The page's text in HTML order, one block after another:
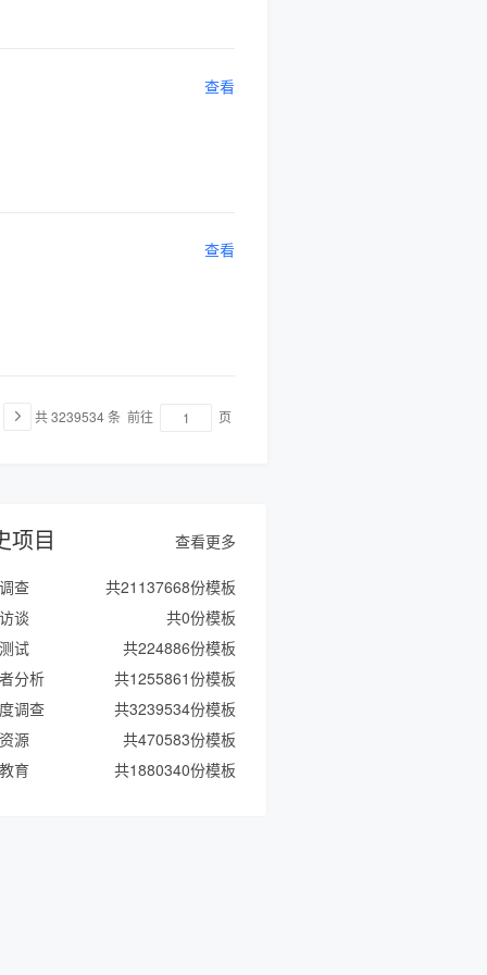
查看
查看
共 3239534 条 前往 页
项目 查看更多
查
共21137668份模板
谈
共0份模板
试
共224886份模板
分析
共1255861份模板
调查
共3239534份模板
源
共470583份模板
育
共1880340份模板